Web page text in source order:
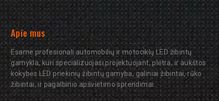
Apie mus
Esame profesionali automobilių ir motociklų LED žibintų
gamykla, kuri specializuojasi projektuojant, plėtra, ir aukštos
kokybės LED priekinių žibintų gamyba, galiniai žibintai, rūko
žibintai, ir pagalbinio apšvietimo sprendimai.